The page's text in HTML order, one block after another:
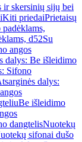
skersinių sijų bei
Kiti priedaiPrietaisų
d52Su
angos
dalys: Be išleidimo
Sifono
dalys:
Be išleidimo
dangtelisNuotekų
sifonai dušo